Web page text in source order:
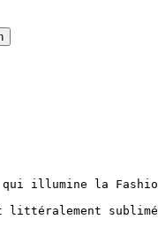
qui illumine la